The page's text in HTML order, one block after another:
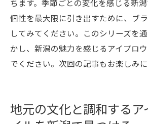
ちます。季節ごとの変化を感じる新
個性を最大限に引き出すために、ブ
してみてください。このシリーズを
かし、新潟の魅力を感じるアイブロ
でください。次回の記事もお楽しみに
地元の文化と調和するア